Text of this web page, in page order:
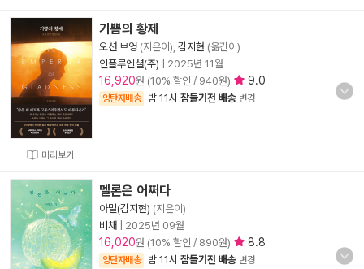
미리보기
기쁨의 황제
오션 브엉 (지은이), 김지현 (옮긴이)
인플루엔셜(주)
2025년 11월
16,920원 (10% 할인 / 940원) 9.0
양탄자배송 밤 11시 잠들기전 배송 변경
멜론은 어쩌다
아밀(김지현) (지은이)
비채
2025년 09월
16,020원 (10% 할인 / 890원) 8.8
양탄자배송 밤 11시 잠들기전 배송 변경